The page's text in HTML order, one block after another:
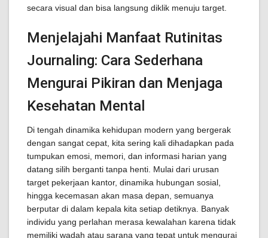
secara visual dan bisa langsung diklik menuju target.
Menjelajahi Manfaat Rutinitas
Journaling: Cara Sederhana
Mengurai Pikiran dan Menjaga
Kesehatan Mental
Di tengah dinamika kehidupan modern yang bergerak
dengan sangat cepat, kita sering kali dihadapkan pada
tumpukan emosi, memori, dan informasi harian yang
datang silih berganti tanpa henti. Mulai dari urusan
target pekerjaan kantor, dinamika hubungan sosial,
hingga kecemasan akan masa depan, semuanya
berputar di dalam kepala kita setiap detiknya. Banyak
individu yang perlahan merasa kewalahan karena tidak
memiliki wadah atau sarana yang tepat untuk mengurai